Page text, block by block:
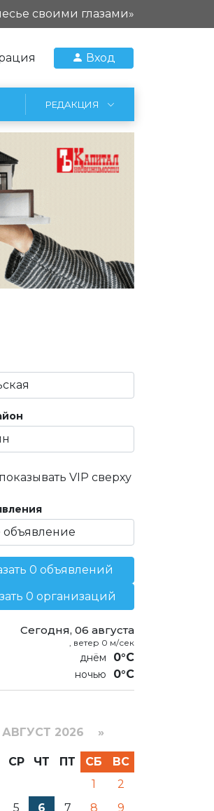
своими глазами»
Вход
РЕДАКЦИЯ
VIP сверху
0 объявлений
0 организаций
Сегодня, 06 августа
, ветер 0 м/сек
0°C
0°C
2026 »
СР ЧТ ПТ СБ
ВС
1
2
5 6 7 8
9